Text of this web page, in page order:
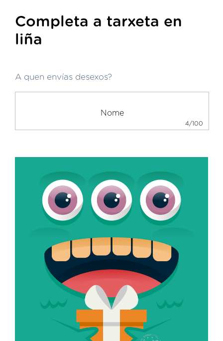
Completa a tarxeta en
liña
A quen envías desexos?
4/100